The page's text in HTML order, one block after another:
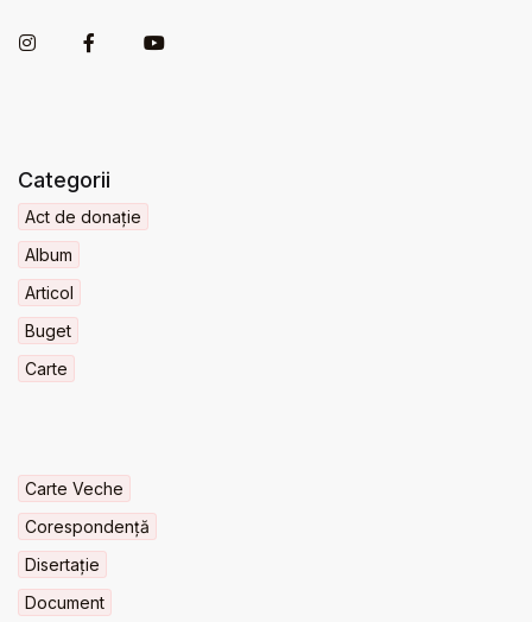
Categorii
Act de donație
Album
Articol
Buget
Carte
Carte Veche
Corespondență
Disertație
Document